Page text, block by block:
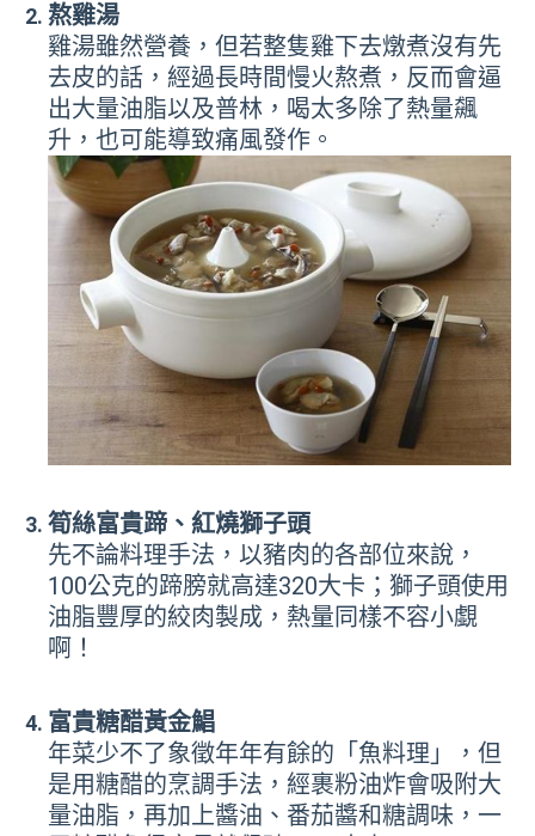
熬雞湯
雞湯雖然營養，但若整隻雞下去燉煮沒有先
去皮的話，經過長時間慢火熬煮，反而會逼
出大量油脂以及普林，喝太多除了熱量飆
升，也可能導致痛風發作。
筍絲富貴蹄、紅燒獅子頭
先不論料理手法，以豬肉的各部位來說，
100公克的蹄膀就高達320大卡；獅子頭使用
油脂豐厚的絞肉製成，熱量同樣不容小覷
啊！
富貴糖醋黃金鯧
年菜少不了象徵年年有餘的「魚料理」，但
是用糖醋的烹調手法，經裹粉油炸會吸附大
量油脂，再加上醬油、番茄醬和糖調味，一